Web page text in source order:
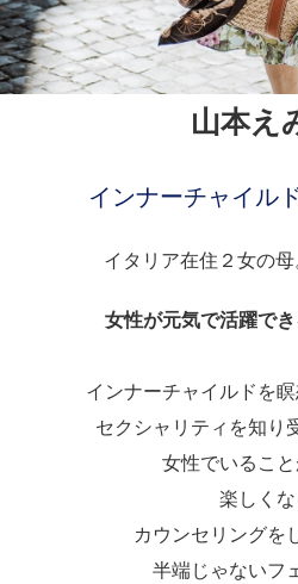
山本え
インナーチャイル
イタリア在住２女の
女性が元気で活躍でき
インナーチャイルドを
セクシャリティを知り
女性でいるこ
楽しくな
カウンセリングを
半端じゃないフ